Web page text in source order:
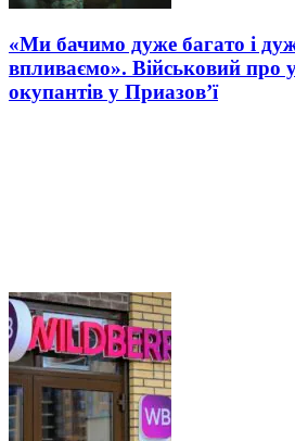
«Ми бачимо дуже багато і
впливаємо». Військовий про
окупантів у Приазов’ї